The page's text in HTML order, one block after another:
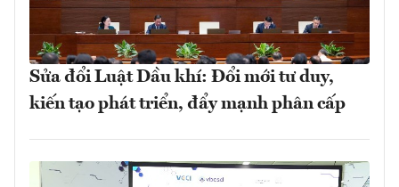
Sửa đổi Luật Dầu khí: Đổi mới tư duy,
kiến tạo phát triển, đẩy mạnh phân cấp